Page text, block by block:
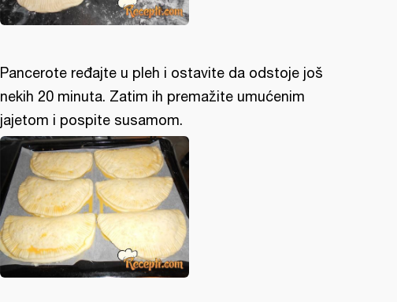
Pancerote ređajte u pleh i ostavite da odstoje još
nekih 20 minuta. Zatim ih premažite umućenim
jajetom i pospite susamom.